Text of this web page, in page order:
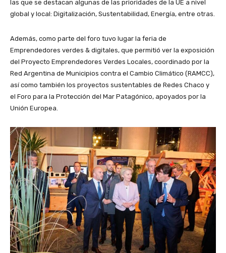
las que se destacan algunas de las prioridades de la UE a nivel
global y local: Digitalización, Sustentabilidad, Energía, entre otras.
Además, como parte del foro tuvo lugar la feria de
Emprendedores verdes & digitales, que permitió ver la exposición
del Proyecto Emprendedores Verdes Locales, coordinado por la
Red Argentina de Municipios contra el Cambio Climático (RAMCC),
así como también los proyectos sustentables de Redes Chaco y
el Foro para la Protección del Mar Patagónico, apoyados por la
Unión Europea.